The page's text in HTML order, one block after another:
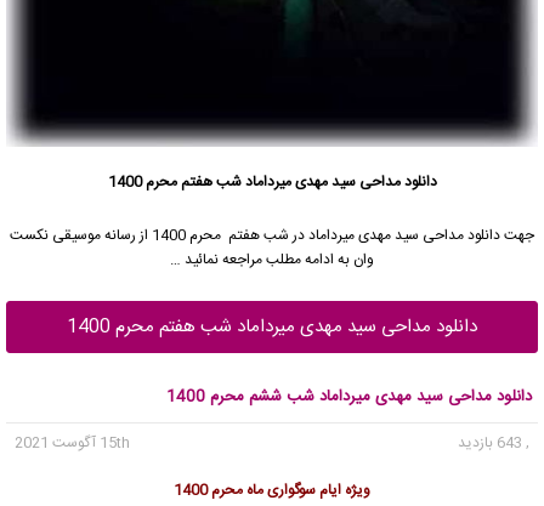
دانلود مداحی سید مهدی میرداماد شب هفتم محرم 1400
جهت دانلود مداحی سید مهدی میرداماد
در شب هفتم محرم 1400 از رسانه موسیقی نکست
وان به ادامه مطلب مراجعه نمائید …
دانلود مداحی سید مهدی میرداماد شب هفتم محرم 1400
دانلود مداحی سید مهدی میرداماد شب ششم محرم 1400
, 643 بازدید
15th آگوست 2021
ویژه ایام سوگواری ماه محرم 1400